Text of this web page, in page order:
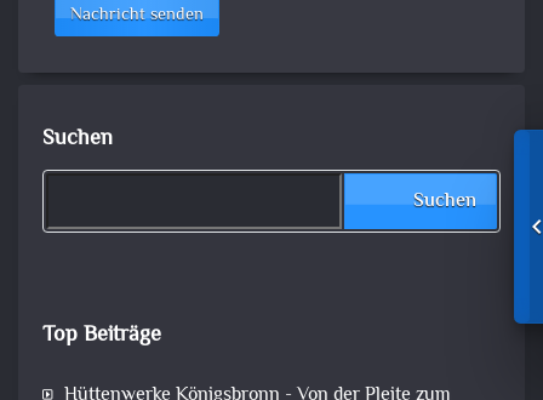
Nachricht senden
Suchen
Suchen
Top Beiträge